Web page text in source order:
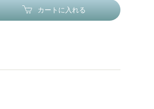
カートに入れる